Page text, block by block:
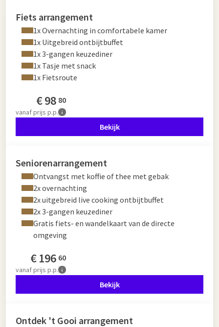
Fiets arrangement
1x Overnachting in comfortabele kamer
1x Uitgebreid ontbijtbuffet
1x 3-gangen keuzediner
1x Tasje met snack
1x Fietsroute
€98 80
vanafprijs p.p.
Bekijk
Seniorenarrangement
Ontvangst met koffie of thee met gebak
2x overnachting
2x uitgebreid live cooking ontbijtbuffet
2x 3-gangen keuzediner
Gratis fiets- en wandelkaart van de directe
omgeving
€196 60
vanafprijs p.p.
Bekijk
Ontdek 't Gooi arrangement